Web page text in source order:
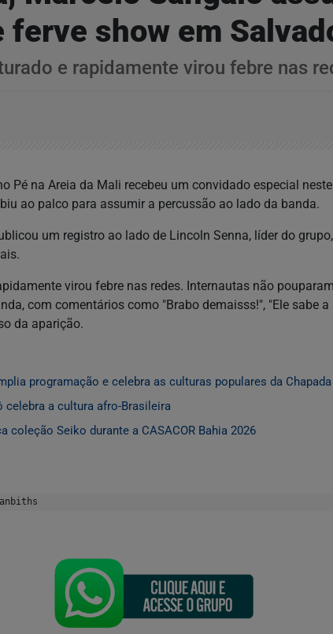
ferve show em
e rapidamente virou febre nas
Pé na Areia da Mali recebeu um convidado especial
ao palco para assumir a percussão ao lado da banda.
um registro ao lado de Lincoln Senna, líder do
virou febre nas redes. Internautas não
com comentários como "Brabo demaisss!", "Ele sabe a
da aparição.
programação e celebra as culturas populares da
celebra a cultura afro-Brasileira
coleção Seiko durante a CASACOR Bahia 2026